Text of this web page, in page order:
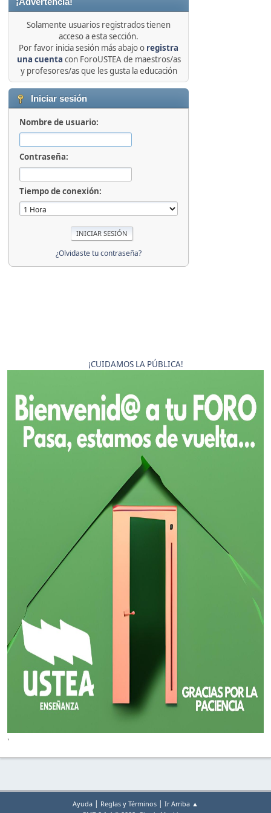
Solamente usuarios registrados tienen
acceso a esta sección.
Por favor inicia sesión más abajo o registra
una cuenta con ForoUSTEA de maestros/as
y profesores/as que les gusta la educación
Iniciar sesión
Nombre de usuario:
Contraseña:
Tiempo de conexión:
¿Olvidaste tu contraseña?
¡CUIDAMOS LA PÚBLICA!
'
Ayuda | Reglas y Términos | Ir Arriba ▲